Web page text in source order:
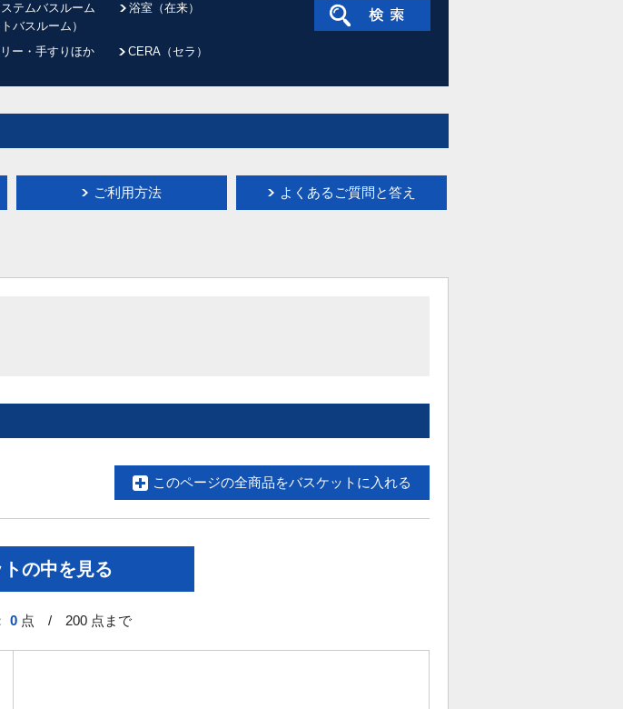
テムバスルーム
バスルーム）
浴室（在来）
ー・手すりほか CERA（セラ）
ご利用方法 よくあるご質問と答え
このページの全商品をバスケットに入れる
の中を見る
0 点 / 200 点まで